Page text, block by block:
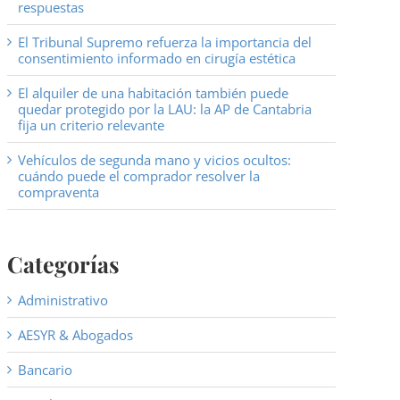
respuestas
El Tribunal Supremo refuerza la importancia del
consentimiento informado en cirugía estética
El alquiler de una habitación también puede
quedar protegido por la LAU: la AP de Cantabria
fija un criterio relevante
Vehículos de segunda mano y vicios ocultos:
cuándo puede el comprador resolver la
compraventa
Categorías
Administrativo
AESYR & Abogados
Bancario